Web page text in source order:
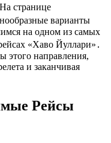
странице
варианты
на одном из самых
«Хаво Йуллари»․
этого направления,
и заканчивая
Рейсы